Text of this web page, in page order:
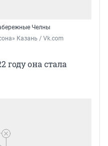
Челны
Казань / Vk.com
году она стала